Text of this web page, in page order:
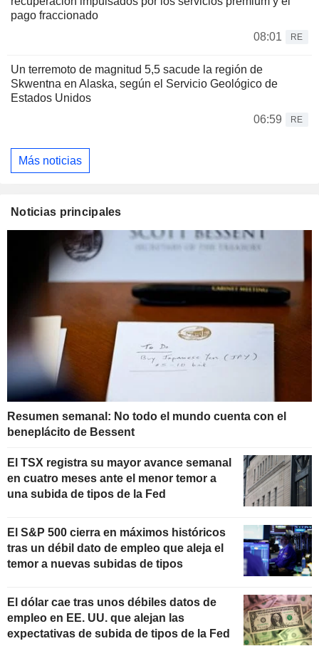
pago fraccionado
08:01
RE
Un terremoto de magnitud 5,5 sacude la región de
Skwentna en Alaska, según el Servicio Geológico de
Estados Unidos
06:59
RE
Más noticias
Noticias principales
Resumen semanal: No todo el mundo cuenta con el
beneplácito de Bessent
El TSX registra su mayor avance semanal
en cuatro meses ante el menor temor a
una subida de tipos de la Fed
El S&P 500 cierra en máximos históricos
tras un débil dato de empleo que aleja el
temor a nuevas subidas de tipos
El dólar cae tras unos débiles datos de
empleo en EE. UU. que alejan las
expectativas de subida de tipos de la Fed